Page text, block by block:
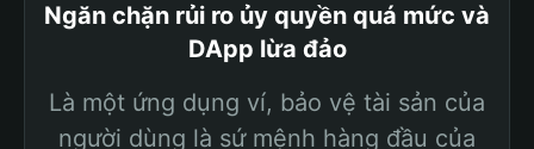
Ngăn chặn rủi ro ủy quyền quá mức và
DApp lừa đảo
Là một ứng dụng ví, bảo vệ tài sản của
người dùng là sứ mệnh hàng đầu của